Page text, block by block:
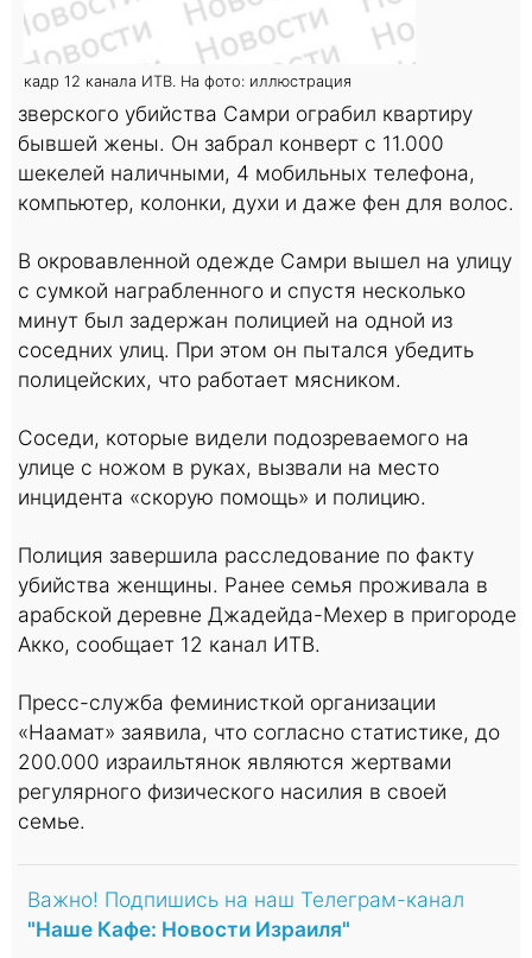
кадр 12 канала ИТВ. На фото: иллюстрация
зверского убийства Самри ограбил квартиру
бывшей жены. Он забрал конверт с 11.000
шекелей наличными, 4 мобильных телефона,
компьютер, колонки, духи и даже фен для волос.
В окровавленной одежде Самри вышел на улицу
с сумкой награбленного и спустя несколько
минут был задержан полицией на одной из
соседних улиц. При этом он пытался убедить
полицейских, что работает мясником.
Соседи, которые видели подозреваемого на
улице с ножом в руках, вызвали на место
инцидента «скорую помощь» и полицию.
Полиция завершила расследование по факту
убийства женщины. Ранее семья проживала в
арабской деревне Джадейда-Мехер в пригороде
Акко, сообщает 12 канал ИТВ.
Пресс-служба феминисткой организации
«Наамат» заявила, что согласно статистике, до
200.000 израильтянок являются жертвами
регулярного физического насилия в своей
семье.
Важно! Подпишись на наш Телеграм-канал
"Наше Кафе: Новости Израиля"